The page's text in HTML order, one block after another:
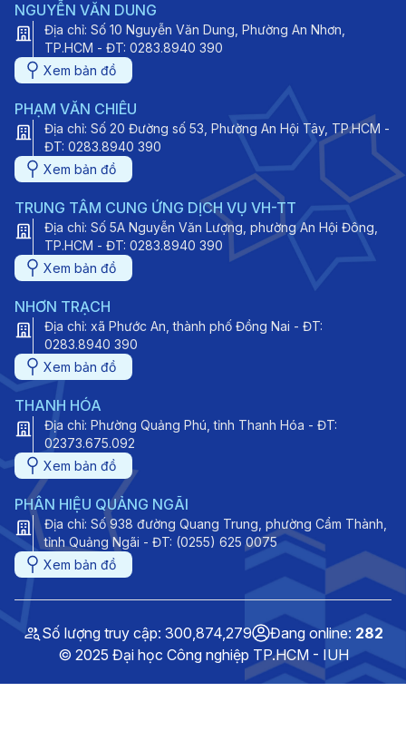
NGUYỄN VĂN DUNG
Địa chỉ: Số 10 Nguyễn Văn Dung, Phường An Nhơn,
TP.HCM - ĐT: 0283.8940 390
Xem bản đồ
PHẠM VĂN CHIÊU
Địa chỉ: Số 20 Đường số 53, Phường An Hội Tây, TP.HCM -
ĐT: 0283.8940 390
Xem bản đồ
TRUNG TÂM CUNG ỨNG DỊCH VỤ VH-TT
Địa chỉ: Số 5A Nguyễn Văn Lượng, phường An Hội Đông,
TP.HCM - ĐT: 0283.8940 390
Xem bản đồ
NHƠN TRẠCH
Địa chỉ: xã Phước An, thành phố Đồng Nai - ĐT:
0283.8940 390
Xem bản đồ
THANH HÓA
Địa chỉ: Phường Quảng Phú, tỉnh Thanh Hóa - ĐT:
02373.675.092
Xem bản đồ
PHÂN HIỆU QUẢNG NGÃI
Địa chỉ: Số 938 đường Quang Trung, phường Cẩm Thành,
tỉnh Quảng Ngãi - ĐT: (0255) 625 0075
Xem bản đồ
Số lượng truy cập: 300,874,279 Đang online: 282
© 2025 Đại học Công nghiệp TP.HCM - IUH